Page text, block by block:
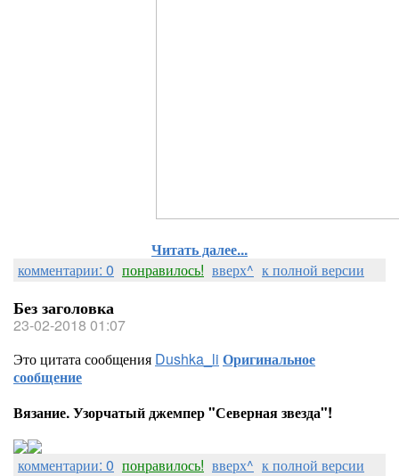
Читать далее...
комментарии: 0 понравилось! вверх^ к полной версии
Без заголовка
23-02-2018 01:07
Это цитата сообщения Dushka_li Оригинальное
сообщение
Вязание. Узорчатый джемпер "Северная звезда"!
комментарии: 0 понравилось! вверх^ к полной версии